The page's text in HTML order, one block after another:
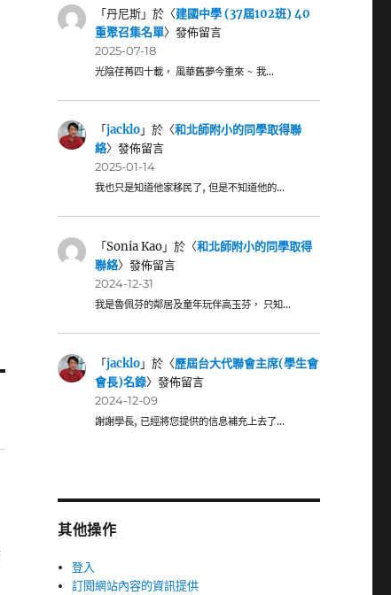
「丹尼斯」於〈建國中學 (37屆102班) 40
重聚召集名單〉發佈留言
2025-07-18
光陰荏苒四十載， 風華舊夢今重來 ~ 我…
「jacklo」於〈和北師附小的同學取得聯
絡〉發佈留言
2025-01-14
我也只是知道他家移民了, 但是不知道他的…
「Sonia Kao」於〈和北師附小的同學取得
聯絡〉發佈留言
2024-12-31
我是魯佩芬的鄰居及童年玩伴高玉芬， 只知…
「jacklo」於〈歷屆台大代聯會主席(學生會
會長)名錄〉發佈留言
2024-12-09
謝謝學長, 已經將您提供的信息補充上去了…
其他操作
登入
訂閱網站內容的資訊提供